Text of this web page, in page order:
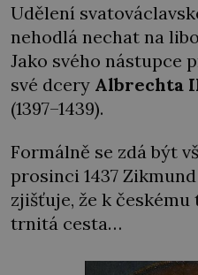
Udělení
nehodlá nechat na
Jako svého nástupce
své dcery Albrechta
(1397–1439).
Formálně se zdá být
prosinci 1437
zjišťuje, že k
trnitá cesta…